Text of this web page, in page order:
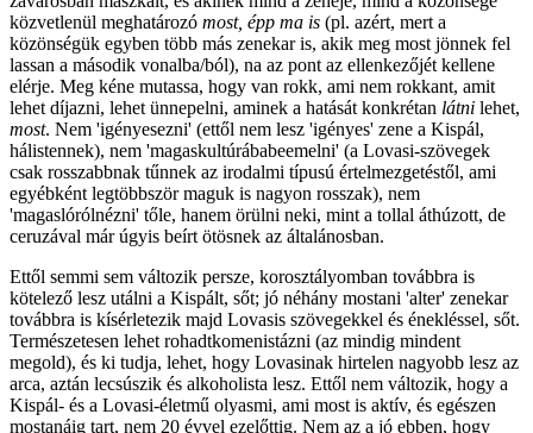
közvetlenül meghatározó most, épp ma is (pl. azért, mert a
közönségük egyben több más zenekar is, akik meg most jönnek fel
lassan a második vonalba/ból), na az pont az ellenkezőjét kellene
elérje. Meg kéne mutassa, hogy van rokk, ami nem rokkant, amit
lehet díjazni, lehet ünnepelni, aminek a hatását konkrétan látni lehet,
most. Nem 'igényesezni' (ettől nem lesz 'igényes' zene a Kispál,
hálistennek), nem 'magaskultúrábabeemelni' (a Lovasi-szövegek
csak rosszabbnak tűnnek az irodalmi típusú értelmezgetéstől, ami
egyébként legtöbbször maguk is nagyon rosszak), nem
'magaslórólnézni' tőle, hanem örülni neki, mint a tollal áthúzott, de
ceruzával már úgyis beírt ötösnek az általánosban.
Ettől semmi sem változik persze, korosztályomban továbbra is
kötelező lesz utálni a Kispált, sőt; jó néhány mostani 'alter' zenekar
továbbra is kísérletezik majd Lovasis szövegekkel és énekléssel, sőt.
Természetesen lehet rohadtkomenistázni (az mindig mindent
megold), és ki tudja, lehet, hogy Lovasinak hirtelen nagyobb lesz az
arca, aztán lecsúszik és alkoholista lesz. Ettől nem változik, hogy a
Kispál- és a Lovasi-életmű olyasmi, ami most is aktív, és egészen
mostanáig tart, nem 20 évvel ezelőttig. Nem az a jó ebben, hogy